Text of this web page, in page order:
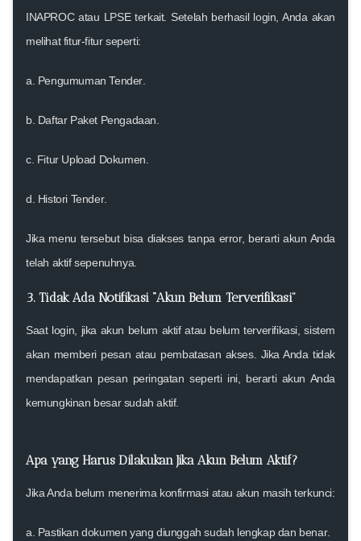
INAPROC atau LPSE terkait. Setelah berhasil login, Anda akan
melihat fitur-fitur seperti:
a. Pengumuman Tender
b. Daftar Paket Pengadaan
c. Fitur Upload Dokumen
d. Histori Tender.
Jika menu tersebut bisa diakses tanpa error, berarti akun Anda
telah aktif sepenuhnya.
3. Tidak Ada Notifikasi “Akun Belum Terverifikasi”
Saat login, jika akun belum aktif atau belum terverifikasi, sistem
akan memberi pesan atau pembatasan akses. Jika Anda tidak
mendapatkan pesan peringatan seperti ini, berarti akun Anda
kemungkinan besar sudah aktif.
Apa yang Harus Dilakukan Jika Akun Belum Aktif?
Jika Anda belum menerima konfirmasi atau akun masih terkunci:
a. Pastikan dokumen yang diunggah sudah lengkap dan benar.